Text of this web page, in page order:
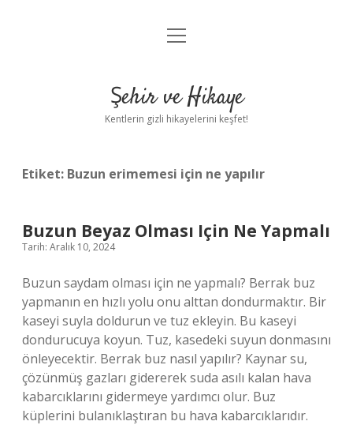
Anasayfa
Yasal Uyarı
menüyü
Şehir ve Hikaye
Kentlerin gizli hikayelerini keşfet!
Etiket: Buzun erimemesi için ne yapılır
Buzun Beyaz Olması Için Ne Yapmalı
Tarih: Aralık 10, 2024
Buzun saydam olması için ne yapmalı? Berrak buz
yapmanın en hızlı yolu onu alttan dondurmaktır. Bir
kaseyi suyla doldurun ve tuz ekleyin. Bu kaseyi
dondurucuya koyun. Tuz, kasedeki suyun donmasını
önleyecektir. Berrak buz nasıl yapılır? Kaynar su,
çözünmüş gazları gidererek suda asılı kalan hava
kabarcıklarını gidermeye yardımcı olur. Buz
küplerini bulanıklaştıran bu hava kabarcıklarıdır.